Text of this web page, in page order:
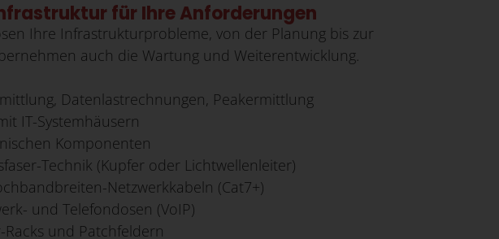
für Ihre Anforderungen
Ihre Infrastrukturprobleme, von der Planung bis zur
auch die Wartung und Weiterentwicklung.
Datenlastrechnungen, Peakermittlung
IT-Systemhäusern
Komponenten
Technik (Kupfer oder Lichtwellenleiter)
Netzwerkkabeln (Cat7+)
und Telefondosen (VoIP)
und Patchfeldern